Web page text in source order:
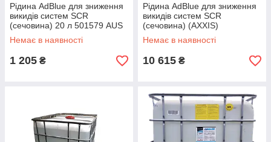
Рідина AdBlue для зниження
викидів систем SCR
(сечовина) 20 л 501579 AUS
32
Немає в наявності
1 205 ₴
Рідина AdBlue для зниження
викидів систем SCR
(сечовина) (AXXIS)
(бочка200л) 501579 AUS 32-
200
Немає в наявності
10 615 ₴